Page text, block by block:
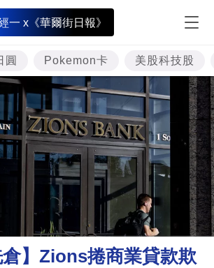
一 x《華爾街日報》
圓 Pokemon卡 美股科技股
倉】Zions捲商業貸款欺